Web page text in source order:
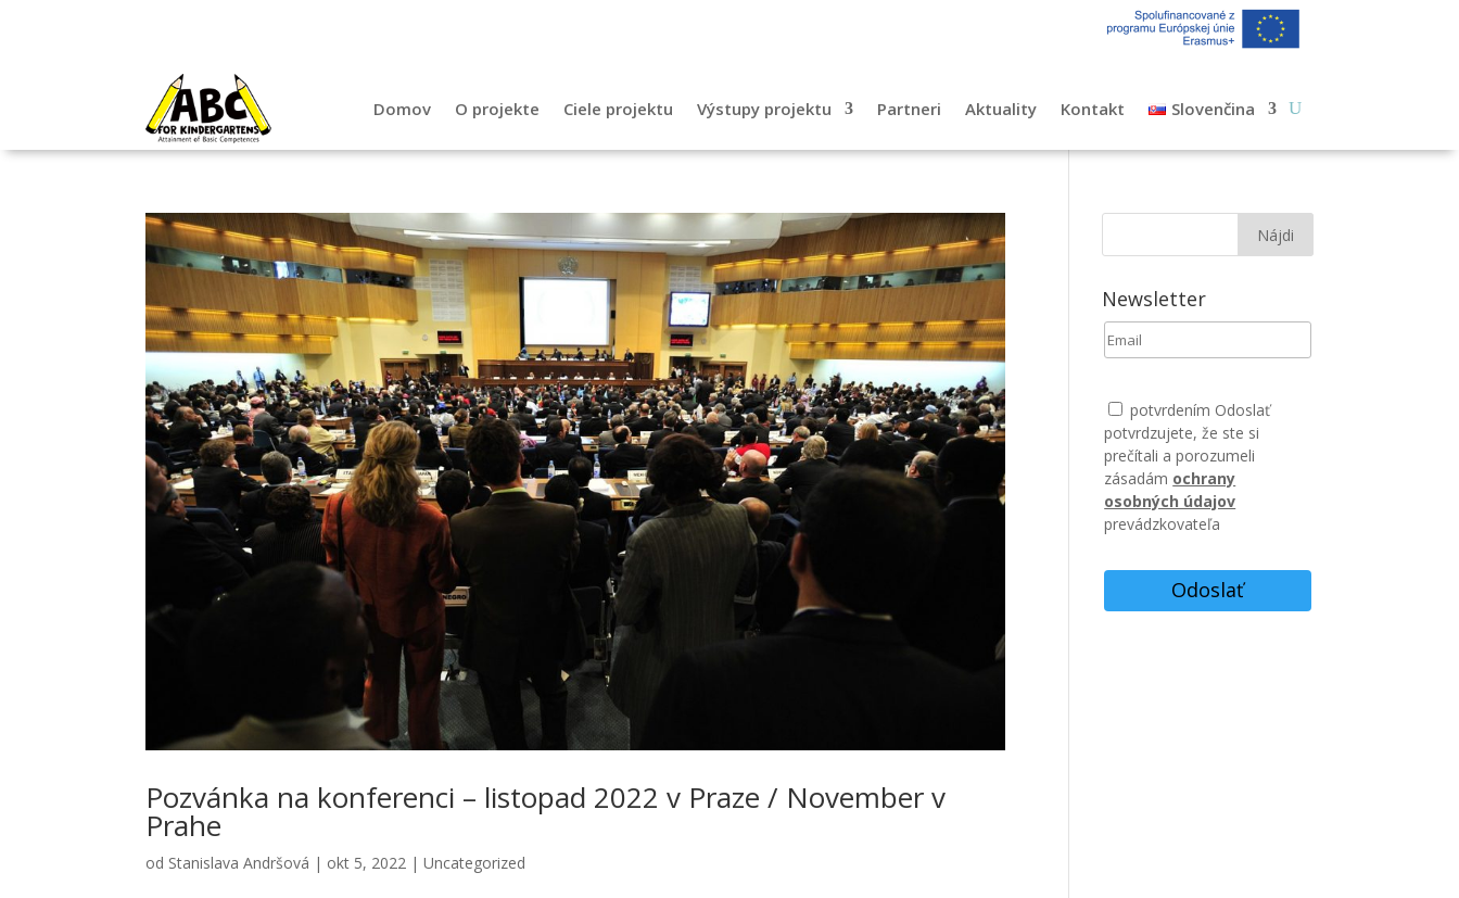
Domov O projekte Ciele projektu Výstupy projektu Partneri Aktuality Kontakt Slovenčina
Pozvánka na konferenci – listopad 2022 v Praze / November v
Prahe
od Stanislava Andršová | okt 5, 2022 |Uncategorized
Newsletter
potvrdením Odoslať
potvrdzujete, že ste si
prečítali a porozumeli
zásadám ochrany
osobných údajov
prevádzkovateľa